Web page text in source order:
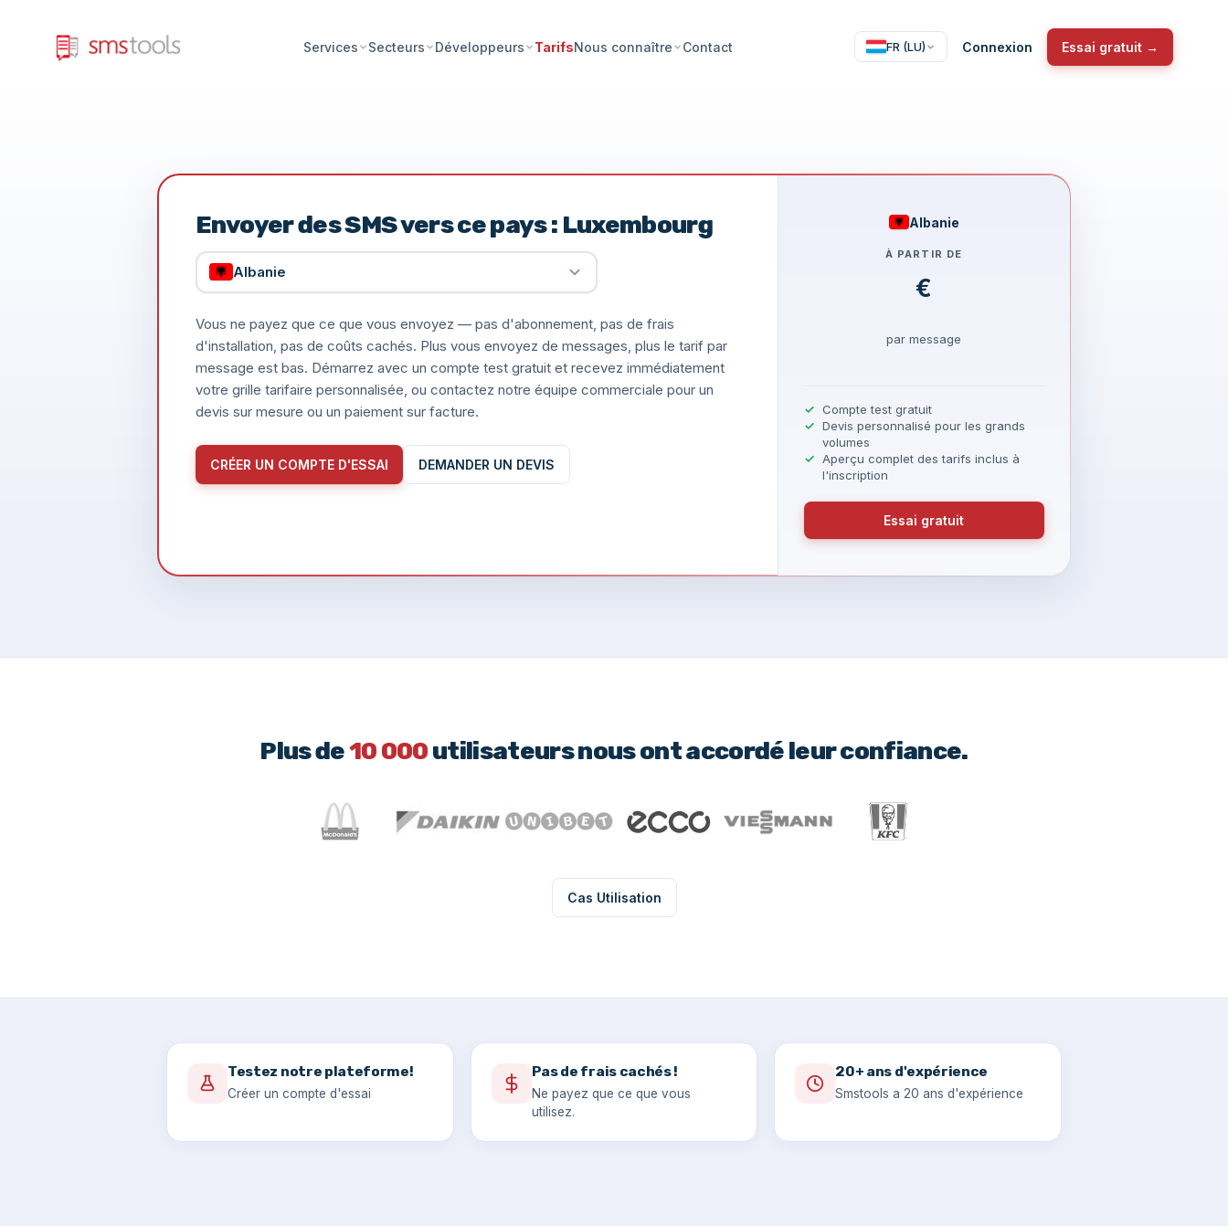
Services Secteurs Développeurs TarifsNous connaître Contact FR (LU) Connexion Essai gratuit →
Plus de10 000utilisateurs nous ont accordé leur confiance.
Cas Utilisation
Testez notre plateforme!
Créer un compte d'essai
Pas de frais cachés !
Ne payez que ce que vous
utilisez.
20+ ans d'expérience
Smstools a 20 ans d'expérience
Envoyer des SMS vers ce pays : Luxembourg
Albanie
Vous ne payez que ce que vous envoyez — pas d'abonnement, pas de frais
d'installation, pas de coûts cachés. Plus vous envoyez de messages, plus le tarif par
message est bas. Démarrez avec un compte test gratuit et recevez immédiatement
votre grille tarifaire personnalisée, ou contactez notre équipe commerciale pour un
devis sur mesure ou un paiement sur facture.
CRÉER UN COMPTE D'ESSAI DEMANDER UN DEVIS
Albanie
À PARTIR DE
€
par message
Compte test gratuit
Devis personnalisé pour les grands
volumes
Aperçu complet des tarifs inclus à
l'inscription
Essai gratuit